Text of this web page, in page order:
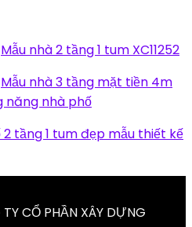
Mẫu nhà 2 tầng 1 tum XC11252
Mẫu nhà 3 tầng mặt tiền 4m
năng nhà phố
2 tầng 1 tum đẹp mẫu thiết kế
CỔ PHẦN XÂY DỰNG